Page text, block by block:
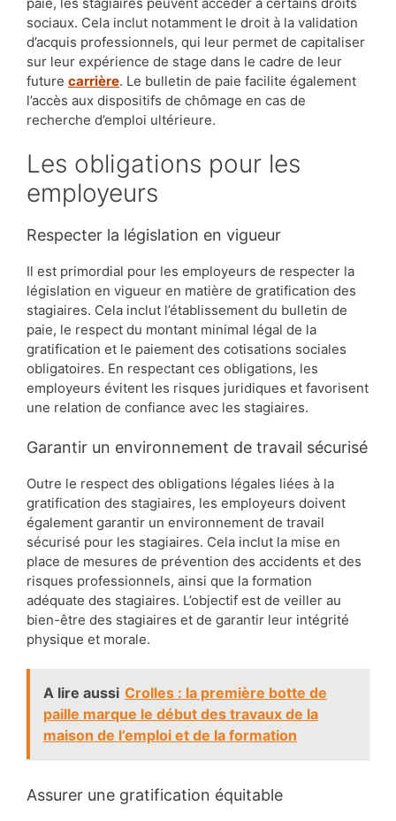
sociaux. Cela inclut notamment le droit à la validation
d’acquis professionnels, qui leur permet de capitaliser
sur leur expérience de stage dans le cadre de leur
future carrière. Le bulletin de paie facilite également
l’accès aux dispositifs de chômage en cas de
recherche d’emploi ultérieure.
Les obligations pour les
employeurs
Respecter la législation en vigueur
Il est primordial pour les employeurs de respecter la
législation en vigueur en matière de gratification des
stagiaires. Cela inclut l’établissement du bulletin de
paie, le respect du montant minimal légal de la
gratification et le paiement des cotisations sociales
obligatoires. En respectant ces obligations, les
employeurs évitent les risques juridiques et favorisent
une relation de confiance avec les stagiaires.
Garantir un environnement de travail sécurisé
Outre le respect des obligations légales liées à la
gratification des stagiaires, les employeurs doivent
également garantir un environnement de travail
sécurisé pour les stagiaires. Cela inclut la mise en
place de mesures de prévention des accidents et des
risques professionnels, ainsi que la formation
adéquate des stagiaires. L’objectif est de veiller au
bien-être des stagiaires et de garantir leur intégrité
physique et morale.
A lire aussi Crolles : la première botte de
paille marque le début des travaux de la
maison de l’emploi et de la formation
Assurer une gratification équitable